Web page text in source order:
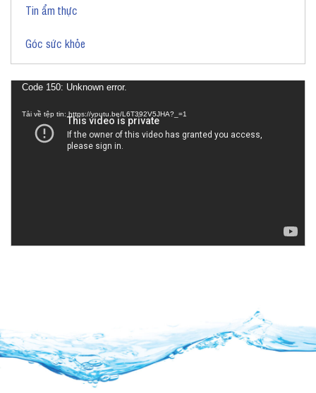
Tin ẩm thực
Góc sức khỏe
Trình
Code 150: Unknown error.
Tải về tệp tin: https://youtu.be/L6T392V5JHA?_=1